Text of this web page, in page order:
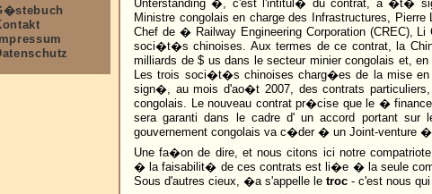
Impressum
Unterstanding �, c'est l'intitul� du contrat, a �t�
Ministre congolais en charge des Infrastructures,
Chef de � Railway Engineering Corporation (CREC), Li
soci�t�s chinoises. Aux termes de ce contrat, la
milliards de $ us dans le secteur minier congolais et, en
Les trois soci�t�s chinoises charg�es de la mise
sign�, au mois d'ao�t 2007, des contrats
congolais. Le nouveau contrat pr�cise que le �
sera garanti dans le cadre d' un accord portant sur
gouvernement congolais va c�der � un Joint-venture
Une fa�on de dire, et nous citons ici notre
� la faisabilit� de ces contrats est li�e � la seule
Sous d'autres cieux, �a s'appelle le troc - c'est nous